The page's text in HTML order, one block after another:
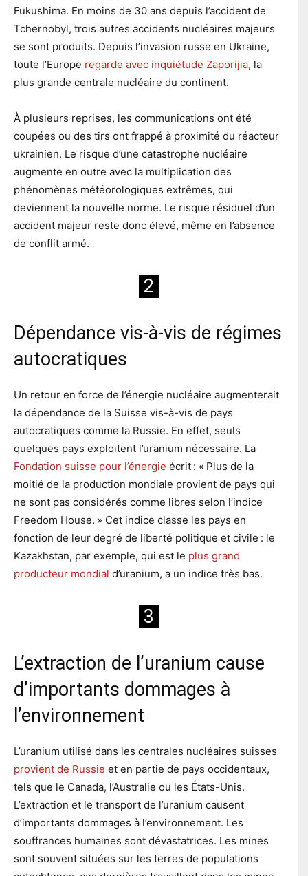
Fukushima. En moins de 30 ans depuis l’accident de
Tchernobyl, trois autres accidents nucléaires majeurs
se sont produits. Depuis l’invasion russe en Ukraine,
toute l’Europe regarde avec inquiétude Zaporijia, la
plus grande centrale nucléaire du continent.
À plusieurs reprises, les communications ont été
coupées ou des tirs ont frappé à proximité du réacteur
ukrainien. Le risque d’une catastrophe nucléaire
augmente en outre avec la multiplication des
phénomènes météorologiques extrêmes, qui
deviennent la nouvelle norme. Le risque résiduel d’un
accident majeur reste donc élevé, même en l’absence
de conflit armé.
2
Dépendance vis-à-vis de régimes
autocratiques
Un retour en force de l’énergie nucléaire augmenterait
la dépendance de la Suisse vis-à-vis de pays
autocratiques comme la Russie. En effet, seuls
quelques pays exploitent l’uranium nécessaire. La
Fondation suisse pour l’énergie écrit : « Plus de la
moitié de la production mondiale provient de pays qui
ne sont pas considérés comme libres selon l’indice
Freedom House. » Cet indice classe les pays en
fonction de leur degré de liberté politique et civile : le
Kazakhstan, par exemple, qui est le plus grand
producteur mondial d’uranium, a un indice très bas.
3
L’extraction de l’uranium cause
d’importants dommages à
l’environnement
L’uranium utilisé dans les centrales nucléaires suisses
provient de Russie et en partie de pays occidentaux,
tels que le Canada, l’Australie ou les États-Unis.
L’extraction et le transport de l’uranium causent
d’importants dommages à l’environnement. Les
souffrances humaines sont dévastatrices. Les mines
sont souvent situées sur les terres de populations